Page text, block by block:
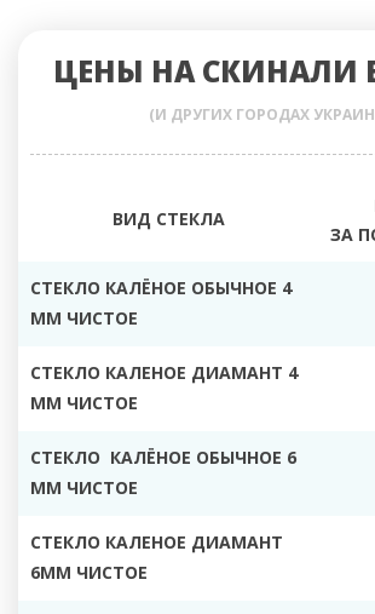
ЦЕНЫ НА СКИНАЛИ
(И ДРУГИХ ГОРОДАХ
ВИД СТЕКЛА
ЗА
СТЕКЛО КАЛЁНОЕ ОБЫЧНОЕ 4
ММ ЧИСТОЕ
СТЕКЛО КАЛЕНОЕ ДИАМАНТ 4
ММ ЧИСТОЕ
СТЕКЛО КАЛЁНОЕ ОБЫЧНОЕ 6
ММ ЧИСТОЕ
СТЕКЛО КАЛЕНОЕ ДИАМАНТ
6ММ ЧИСТОЕ